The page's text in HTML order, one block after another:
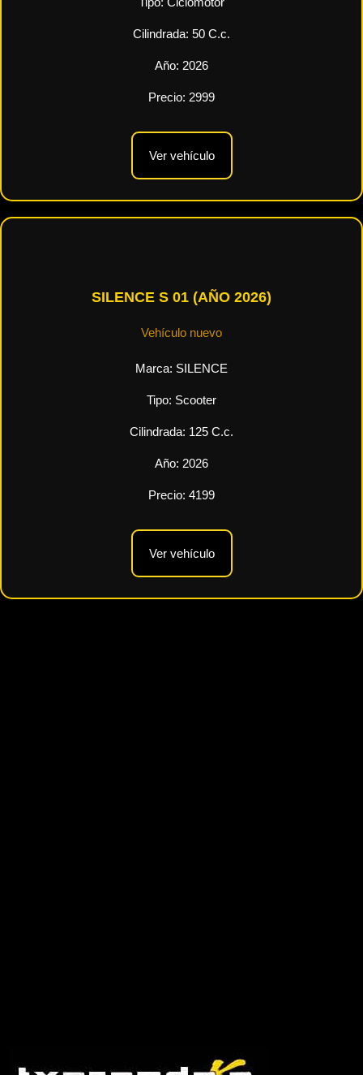
Cilindrada: 50 C.c.
Año: 2026
Precio: 2999
Ver vehículo
SILENCE S 01 (AÑO 2026)
Vehículo nuevo
Marca: SILENCE
Tipo: Scooter
Cilindrada: 125 C.c.
Año: 2026
Precio: 4199
Ver vehículo